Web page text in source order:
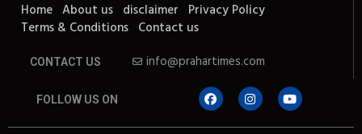
Home About us disclaimer Privacy Policy
Terms & Conditions Contact us
CONTACT US info@prahartimes.com
FOLLOW US ON